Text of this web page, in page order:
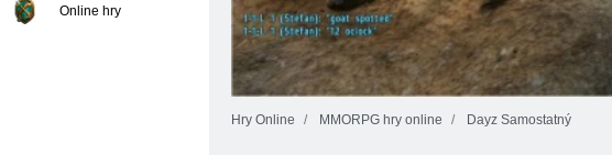
Hry Online MMORPG hry online Dayz Samostatný
Online hry